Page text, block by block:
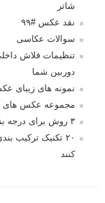
شاتر
نقد عکس #۹۹
سوالات عکاسی
تنظیمات فلاش
دوربین شما
نمونه های زیبای
مجموعه عکس های
۳ روش برای درجه بندی و تنظیم دقیق رنگ در فتوشاپ
۲۰ تکنیک
کنند